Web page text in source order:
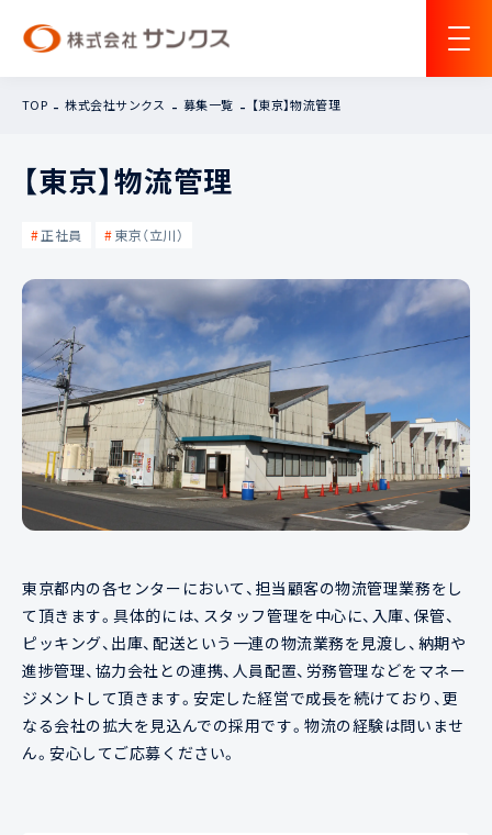
TOP 株式会社サンクス 募集一覧 【東京】物流管理
【東京】物流管理
正社員 東京（立川）
東京都内の各センターにおいて、担当顧客の物流管理業務をし
て頂きます。具体的には、スタッフ管理を中心に、入庫、保管、
ピッキング、出庫、配送という一連の物流業務を見渡し、納期や
進捗管理、協力会社との連携、人員配置、労務管理などをマネー
ジメントして頂きます。安定した経営で成長を続けており、更
なる会社の拡大を見込んでの採用です。物流の経験は問いませ
ん。安心してご応募ください。